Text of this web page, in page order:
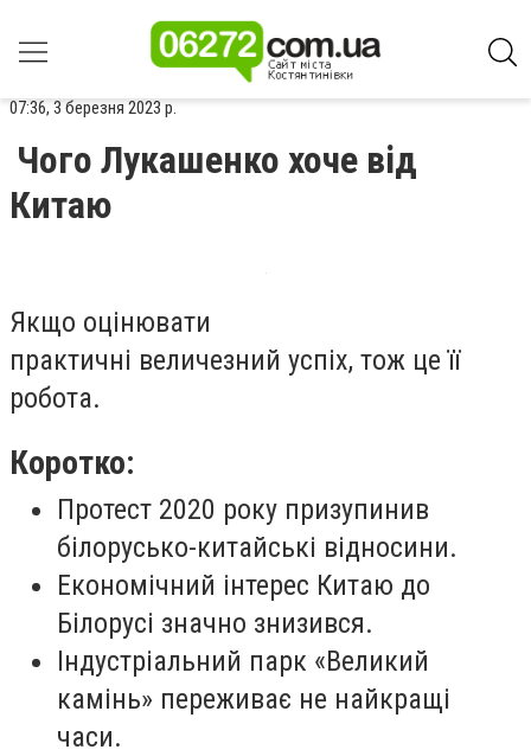
07:36, 3 березня 2023 р.
Чого Лукашенко хоче від
Китаю
Якщо оцінювати
практичні величезний успіх, тож це її
робота.
Коротко:
Протест 2020 року призупинив
білорусько-китайські відносини.
Економічний інтерес Китаю до
Білорусі значно знизився.
Індустріальний парк «Великий
камінь» переживає не найкращі
часи.